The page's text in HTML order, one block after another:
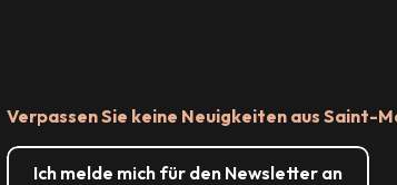
Verpassen Sie keine Neuigkeiten aus Saint-
Ich melde mich für den Newsletter an